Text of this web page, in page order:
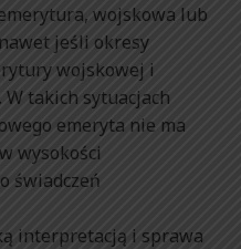
wojskowa lub
jeśli okresy
wojskowej i
takich sytuacjach
emeryta nie ma
wysokości
świadczeń
interpretacją i sprawa